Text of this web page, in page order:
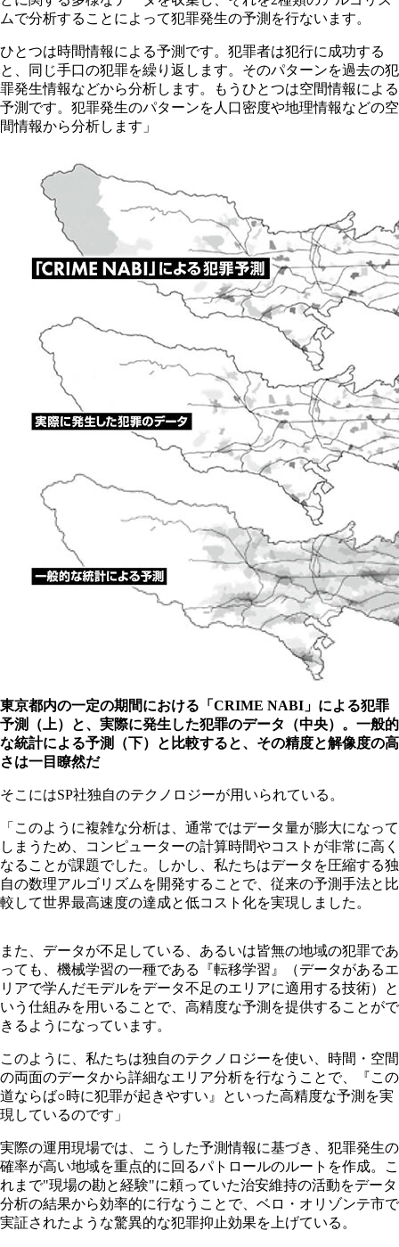
ムで分析することによって犯罪発生の予測を行ないます。
ひとつは時間情報による予測です。犯罪者は犯行に成功する
と、同じ手口の犯罪を繰り返します。そのパターンを過去の犯
罪発生情報などから分析します。もうひとつは空間情報による
予測です。犯罪発生のパターンを人口密度や地理情報などの空
間情報から分析します」
東京都内の一定の期間における「CRIME NABI」による犯罪
予測（上）と、実際に発生した犯罪のデータ（中央）。一般的
な統計による予測（下）と比較すると、その精度と解像度の高
さは一目瞭然だ
そこにはSP社独自のテクノロジーが用いられている。
「このように複雑な分析は、通常ではデータ量が膨大になって
しまうため、コンピューターの計算時間やコストが非常に高く
なることが課題でした。しかし、私たちはデータを圧縮する独
自の数理アルゴリズムを開発することで、従来の予測手法と比
較して世界最高速度の達成と低コスト化を実現しました。
また、データが不足している、あるいは皆無の地域の犯罪であ
っても、機械学習の一種である『転移学習』（データがあるエ
リアで学んだモデルをデータ不足のエリアに適用する技術）と
いう仕組みを用いることで、高精度な予測を提供することがで
きるようになっています。
このように、私たちは独自のテクノロジーを使い、時間・空間
の両面のデータから詳細なエリア分析を行なうことで、『この
道ならば○時に犯罪が起きやすい』といった高精度な予測を実
現しているのです」
実際の運用現場では、こうした予測情報に基づき、犯罪発生の
確率が高い地域を重点的に回るパトロールのルートを作成。こ
れまで"現場の勘と経験"に頼っていた治安維持の活動をデータ
分析の結果から効率的に行なうことで、ベロ・オリゾンテ市で
実証されたような驚異的な犯罪抑止効果を上げている。